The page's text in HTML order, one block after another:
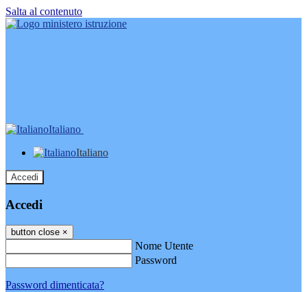
Salta al contenuto
Italiano
Italiano
Accedi
Accedi
button close ×
Nome Utente
Password
Password dimenticata?